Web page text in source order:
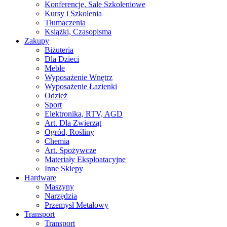
Konferencje, Sale Szkoleniowe
Kursy i Szkolenia
Tłumaczenia
Książki, Czasopisma
Zakupy
Biżuteria
Dla Dzieci
Meble
Wyposażenie Wnętrz
Wyposażenie Łazienki
Odzież
Sport
Elektronika, RTV, AGD
Art. Dla Zwierząt
Ogród, Rośliny
Chemia
Art. Spożywcze
Materiały Eksploatacyjne
Inne Sklepy
Hardware
Maszyny
Narzędzia
Przemysł Metalowy
Transport
Transport